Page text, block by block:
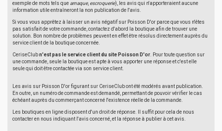
exemple de mots tels que arnaque, escroquerie), les avis qui n'apporteraient aucune
information utile entraîneront la non publication de l'avis.
Si vous vous apprêtez à laisser un avis négatif sur Poisson D'or parce que vous n'êtes
pas satisfait de votre commande, contactez d'abord la boutique afin de trouver une
solution. Bon nombre de problèmes peuvent en effet être résolus directement auprès du
service client de la boutique concernée.
CeriseClubn'est pas le service client du site Poisson D'or . Pour toute question sur
une commande, seule la boutique est apte à vous apporter une réponse et c'est elle
seule qui doit être contactée via son service client.
Les avis sur Poisson D'or figurant sur CeriseClub ont été modérés avant publication.
En outre, un numéro de commande est demandé, permettant de pouvoir vérifier le cas
échéant auprès du commerçant concerné l'existence réelle de la commande.
Les boutiques en ligne disposent d'un droit de réponse. Il suffit pour cela de nous
contacter en nous indiquant l'avis concerné, et la réponse à publier à cet avis.